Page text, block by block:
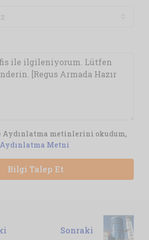
metinlerini okudum,
Aydınlatma Metni
Bilgi Talep Et
Sonraki